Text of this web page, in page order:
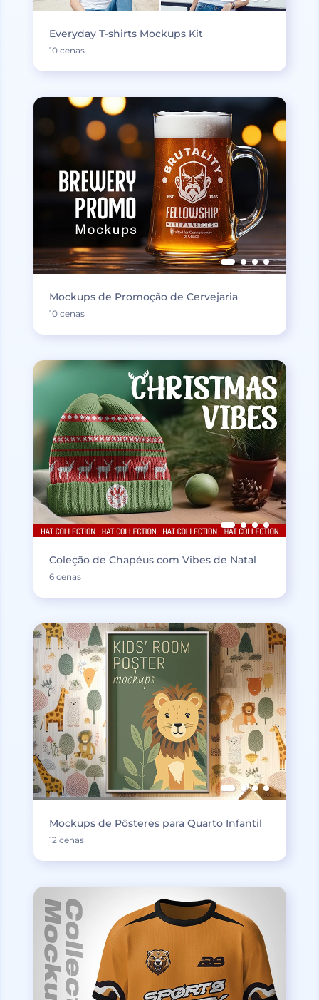
Everyday T-shirts Mockups Kit
10 cenas
Mockups de Promoção de Cervejaria
10 cenas
Coleção de Chapéus com Vibes de Natal
6 cenas
Mockups de Pôsteres para Quarto Infantil
12 cenas